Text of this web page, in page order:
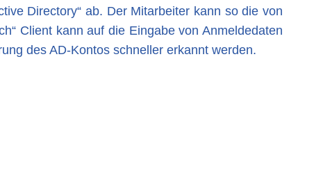
Directory“ ab. Der Mitarbeiter kann so die von
Client kann auf die Eingabe von Anmeldedaten
des AD-Kontos schneller erkannt werden.